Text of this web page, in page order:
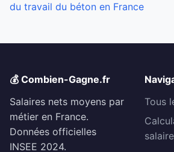
du travail du béton en France
💰 Combien-Gagne.fr
Salaires nets moyens par
métier en France.
Données officielles
INSEE 2024.
Tous